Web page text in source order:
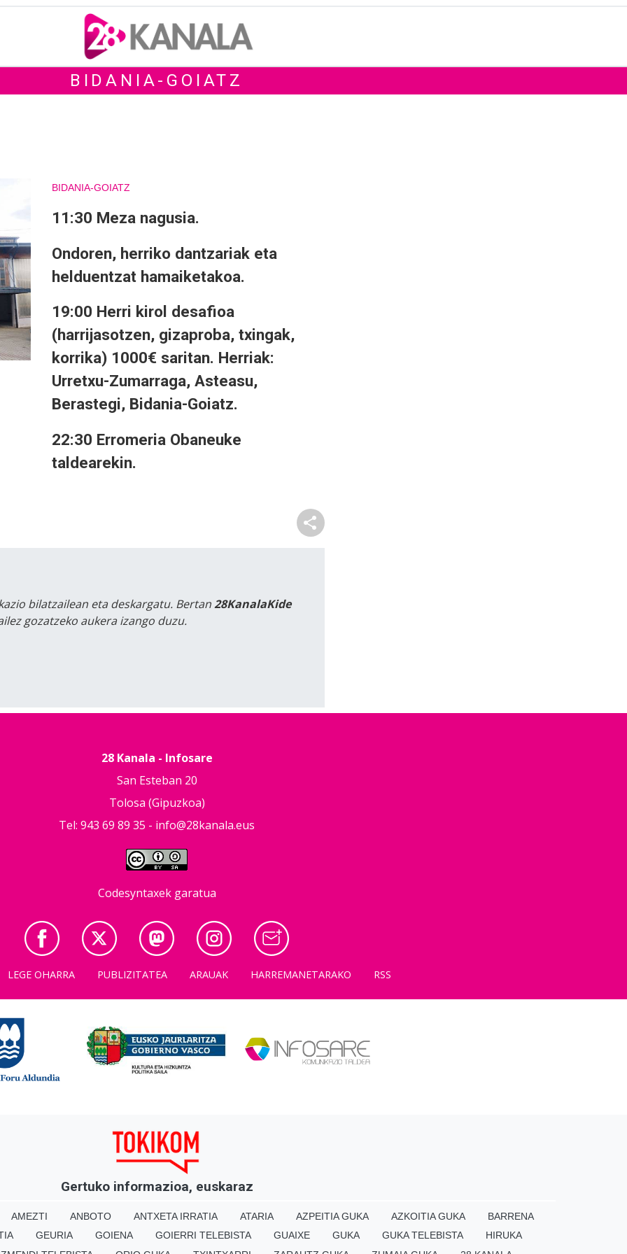
BIDANIA-GOIATZ
BIDANIA-GOIATZ
11:30 Meza nagusia.
Ondoren, herriko dantzariak eta
helduentzat hamaiketakoa.
19:00 Herri kirol desafioa
(harrijasotzen, gizaproba, txingak,
korrika) 1000€ saritan. Herriak:
Urretxu-Zumarraga, Asteasu,
Berastegi, Bidania-Goiatz.
22:30 Erromeria Obaneuke
taldearekin.
bilatzailean eta deskargatu. Bertan28KanalaKide
gozatzeko aukera izango duzu.
28 Kanala - Infosare
San Esteban 20
Tolosa (Gipuzkoa)
Tel: 943 69 89 35 - info@28kanala.eus
Codesyntaxek garatua
LEGE OHARRA PUBLIZITATEA ARAUAK HARREMANETARAKO RSS
Gertuko informazioa, euskaraz
AMEZTI ANBOTO ANTXETA IRRATIA ATARIA AZPEITIA GUKA AZKOITIA GUKA
BARRENA
GEURIA GOIENA GOIERRI TELEBISTA GUAIXE GUKA GUKA TELEBISTA
HIRUKA